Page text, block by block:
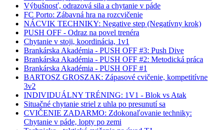
Výbušnosť, odrazová sila a chytanie v páde
FC Porto: Zábavná hra na rozcvičenie
NÁCVIK TECHNIKY: Negative step (Negatívny krok)
PUSH OFF - Odraz na povel trenéra
Chytanie v stoji, koordinácia, 1v1
Brankárska Akadémia - PUSH OFF #3: Push Dive
Brankárska Akadémia - PUSH OFF #2: Metodická práca
Brankárska Akadémia - PUSH OFF #1
BARTOSZ GROSZAK: Zápasové cvičenie, kompetitívne
3v2
INDIVIDUÁLNY TRÉNING: 1V1 - Blok vs Atak
Situačné chytanie striel z uhla po presunutí sa
CVIČENIE ZADARMO: Zdokonaľovanie techniky:
Chytanie v páde, lopty po zemi